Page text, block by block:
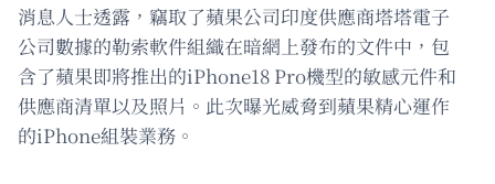
消息人士透露，竊取了蘋果公司印度供應商塔塔電子
公司數據的勒索軟件組織在暗網上發布的文件中，包
含了蘋果即將推出的iPhone18 Pro機型的敏感元件和
供應商清單以及照片。此次曝光威脅到蘋果精心運作
的iPhone組裝業務。